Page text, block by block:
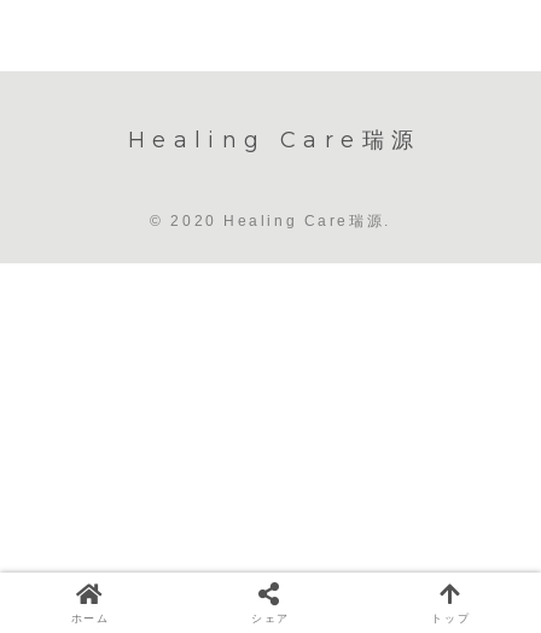
Healing Care瑞源
© 2020 Healing Care瑞源.
ホーム シェア トップ